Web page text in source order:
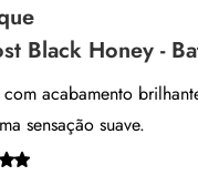
Black Honey -
com acabamento
sensação suave.